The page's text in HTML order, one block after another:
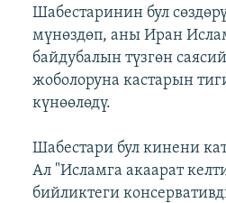
Шабестаринин бул
мүнөздөп, аны Иран
байдубалын түзгөн
жоболоруна кастарын
күнөөлөдү.
Шабестари бул кинени
Ал "Исламга акаарат
бийликтеги